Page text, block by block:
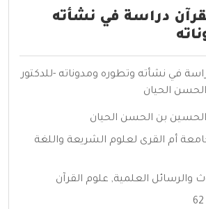
دراسة في نشأته
في نشأته وتطوره ومدوناته -للدكتور
الحيان
بن الحسن الحيان
أم القرى لعلوم الشريعة واللغة
والرسائل العلمية, علوم القرآن
62